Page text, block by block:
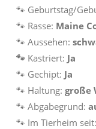
🐾 Geburtstag/
🐾 Rasse: Maine
🐾 Aussehen:
🐾 Kastriert: Ja
🐾 Gechipt: Ja
🐾 Haltung: große
🐾 Abgabegrund:
🐾 Im Tierheim seit: